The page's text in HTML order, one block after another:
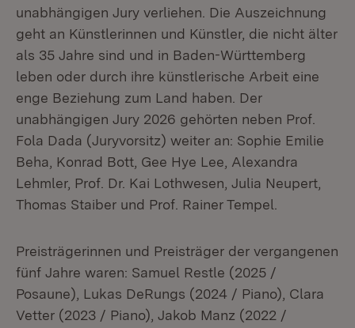
unabhängigen Jury verliehen. Die Auszeichnung
geht an Künstlerinnen und Künstler, die nicht älter
als 35 Jahre sind und in Baden-Württemberg
leben oder durch ihre künstlerische Arbeit eine
enge Beziehung zum Land haben. Der
unabhängigen Jury 2026 gehörten neben Prof.
Fola Dada (Juryvorsitz) weiter an: Sophie Emilie
Beha, Konrad Bott, Gee Hye Lee, Alexandra
Lehmler, Prof. Dr. Kai Lothwesen, Julia Neupert,
Thomas Staiber und Prof. Rainer Tempel.
Preisträgerinnen und Preisträger der vergangenen
fünf Jahre waren: Samuel Restle (2025 /
Posaune), Lukas DeRungs (2024 / Piano), Clara
Vetter (2023 / Piano), Jakob Manz (2022 /